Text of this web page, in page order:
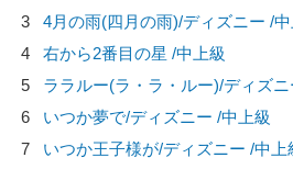
3
4月の雨(四月の雨)/ディズニー /
4
右から2番目の星 /中上級
5
ララルー(ラ・ラ・ルー)/ディズニ
6
いつか夢で/ディズニー /中上級
7
いつか王子様が/ディズニー /中上